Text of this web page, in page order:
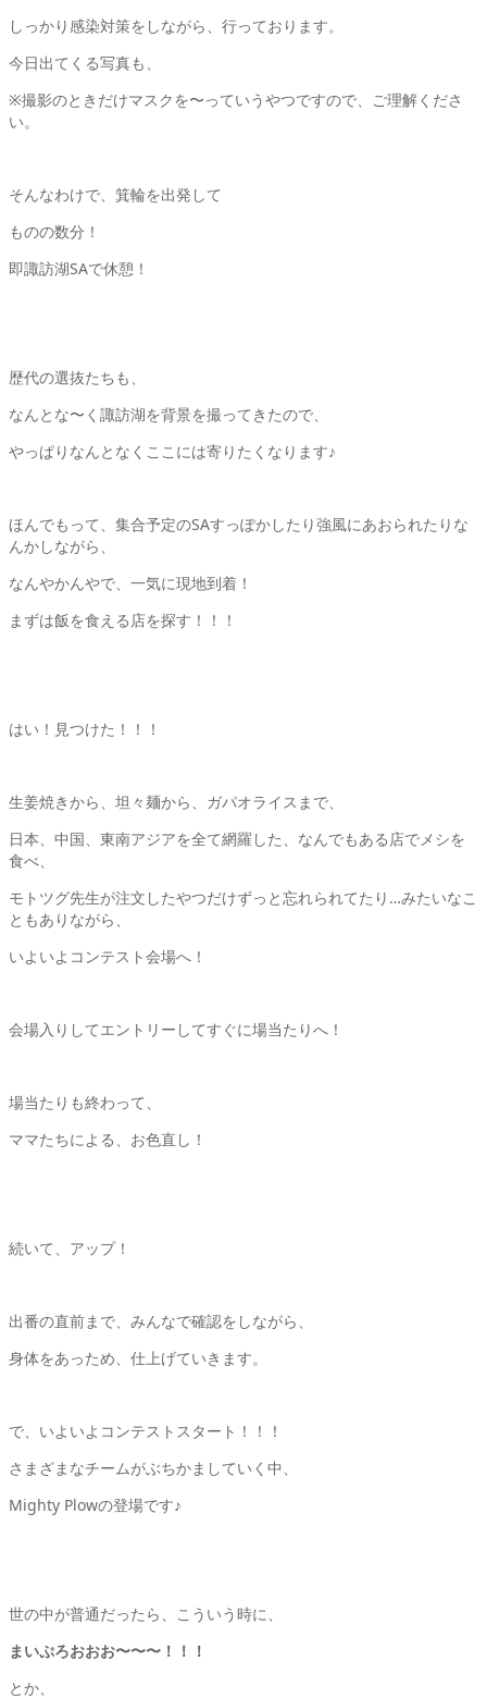
しっかり感染対策をしながら、行っております。
今日出てくる写真も、
※撮影のときだけマスクを〜っていうやつですので、ご理解くださ
い。
そんなわけで、箕輪を出発して
ものの数分！
即諏訪湖SAで休憩！
歴代の選抜たちも、
なんとな〜く諏訪湖を背景を撮ってきたので、
やっぱりなんとなくここには寄りたくなります♪
ほんでもって、集合予定のSAすっぽかしたり強風にあおられたりな
んかしながら、
なんやかんやで、一気に現地到着！
まずは飯を食える店を探す！！！
はい！見つけた！！！
生姜焼きから、坦々麺から、ガパオライスまで、
日本、中国、東南アジアを全て網羅した、なんでもある店でメシを
食べ、
モトツグ先生が注文したやつだけずっと忘れられてたり…みたいなこ
ともありながら、
いよいよコンテスト会場へ！
会場入りしてエントリーしてすぐに場当たりへ！
場当たりも終わって、
ママたちによる、お色直し！
続いて、アップ！
出番の直前まで、みんなで確認をしながら、
身体をあっため、仕上げていきます。
で、いよいよコンテストスタート！！！
さまざまなチームがぶちかましていく中、
Mighty Plowの登場です♪
世の中が普通だったら、こういう時に、
まいぷろおおお〜〜〜！！！
とか、